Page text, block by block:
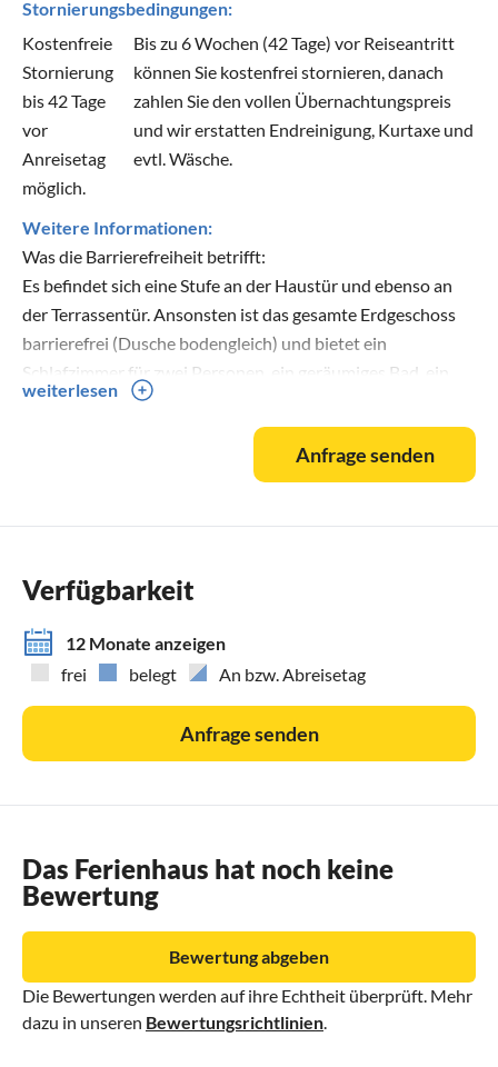
Stornierungsbedingungen:
Kostenfreie
Stornierung
bis 42 Tage
vor
Anreisetag
möglich.
Bis zu 6 Wochen (42 Tage) vor Reiseantritt
können Sie kostenfrei stornieren, danach
zahlen Sie den vollen Übernachtungspreis
und wir erstatten Endreinigung, Kurtaxe und
evtl. Wäsche.
Weitere Informationen:
Was die Barrierefreiheit betrifft:
Es befindet sich eine Stufe an der Haustür und ebenso an
der Terrassentür. Ansonsten ist das gesamte Erdgeschoss
barrierefrei (Dusche bodengleich) und bietet ein
Schlafzimmer für zwei Personen, ein geräumiges Bad, ein
separates WC, Wohn/- Esszimmer und Küche. Über eine
Treppe erreichen Sie das Obergeschoss. Dort befinden sich
die beiden anderen Schlafzimmer und ein kleines Duschbad.
weiterlesen
Anfrage senden
Verfügbarkeit
12 Monate anzeigen
frei
belegt An bzw. Abreisetag
Anfrage senden
Das Ferienhaus hat noch keine
Bewertung
Die Bewertungen werden auf ihre Echtheit überprüft. Mehr
dazu in unseren Bewertungsrichtlinien
Bewertung abgeben